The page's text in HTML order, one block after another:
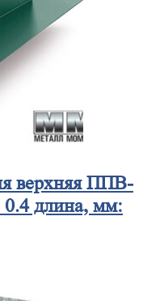
верхняя ППВ-
длина, мм: